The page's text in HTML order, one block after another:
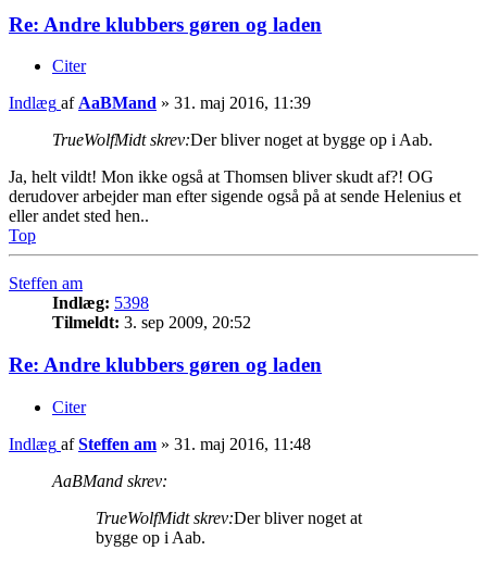
Re: Andre klubbers gøren og laden
Citer
Indlæg af AaBMand » 31. maj 2016, 11:39
TrueWolfMidt skrev:Der bliver noget at bygge op i Aab.
Ja, helt vildt! Mon ikke også at Thomsen bliver skudt af?! OG
derudover arbejder man efter sigende også på at sende Helenius et
eller andet sted hen..
Top
Steffen am
Indlæg: 5398
Tilmeldt: 3. sep 2009, 20:52
Re: Andre klubbers gøren og laden
Citer
Indlæg afSteffen am » 31. maj 2016, 11:48
AaBMand skrev:
TrueWolfMidt skrev:Der bliver noget at
bygge op i Aab.